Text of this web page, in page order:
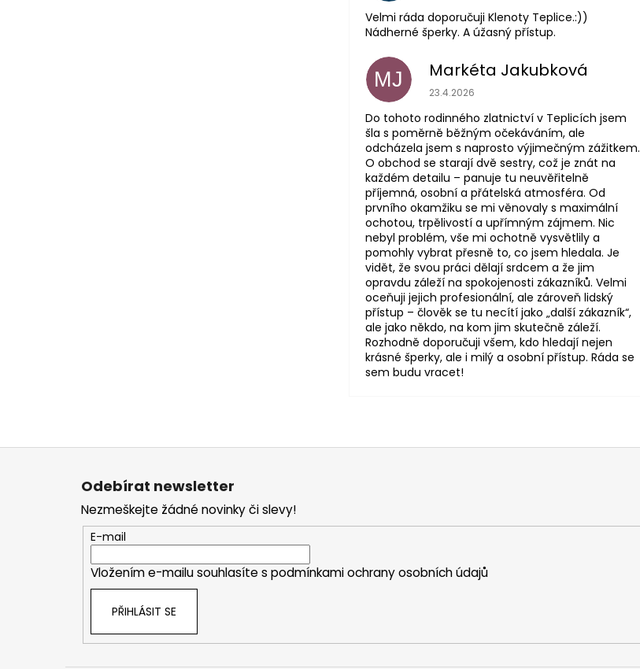
Velmi ráda doporučuji Klenoty Teplice.:))
Nádherné šperky. A úžasný přístup.
MJ Markéta Jakubková
Hodnocení obchodu je 5 z 5 hvězdiček.
23.4.2026
Do tohoto rodinného zlatnictví v Teplicích jsem
šla s poměrně běžným očekáváním, ale
odcházela jsem s naprosto výjimečným zážitkem.
O obchod se starají dvě sestry, což je znát na
každém detailu – panuje tu neuvěřitelně
příjemná, osobní a přátelská atmosféra. Od
prvního okamžiku se mi věnovaly s maximální
ochotou, trpělivostí a upřímným zájmem. Nic
nebyl problém, vše mi ochotně vysvětlily a
pomohly vybrat přesně to, co jsem hledala. Je
vidět, že svou práci dělají srdcem a že jim
opravdu záleží na spokojenosti zákazníků. Velmi
oceňuji jejich profesionální, ale zároveň lidský
přístup – člověk se tu necítí jako „další zákazník“,
ale jako někdo, na kom jim skutečně záleží.
Rozhodně doporučuji všem, kdo hledají nejen
krásné šperky, ale i milý a osobní přístup. Ráda se
sem budu vracet!
Z
Odebírat newsletter
Nezmeškejte žádné novinky či slevy!
E-mail
Vložením e-mailu souhlasíte s podmínkami ochrany osobních údajů
PŘIHLÁSIT SE